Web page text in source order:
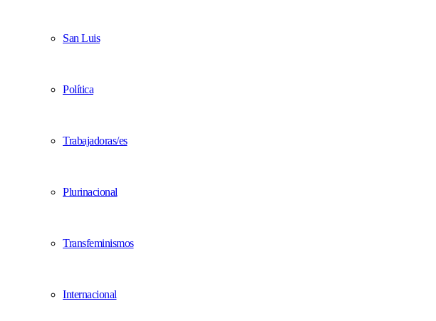
San Luis
Política
Trabajadoras/es
Plurinacional
Transfeminismos
Internacional